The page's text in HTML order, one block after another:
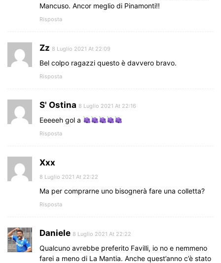
Mancuso. Ancor meglio di Pinamonti!!
Risposta
Zz 8 Luglio 2021 At 22:09
Bel colpo ragazzi questo è davvero bravo.
Risposta
S' Ostina 8 Luglio 2021 At 22:16
Eeeeeh gol a
Risposta
Xxx
8 Luglio 2021 At 22:22
Ma per comprarne uno bisognerà fare una colletta?
Risposta
Daniele 8 Luglio 2021 At 22:22
Qualcuno avrebbe preferito Favilli, io no e nemmeno
farei a meno di La Mantia. Anche quest’anno c’è stato